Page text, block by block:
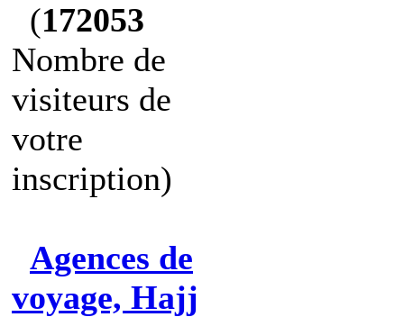
(172053
Nombre de
visiteurs de
votre
inscription)
Agences de
voyage, Hajj